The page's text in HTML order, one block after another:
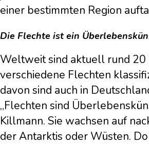
einer bestimmten Region
Die Flechte ist ein
Weltweit sind aktuell rund 20
verschiedene Flechten
davon sind auch in
„Flechten sind
Killmann. Sie wachsen auf
der Antarktis oder Wüsten.